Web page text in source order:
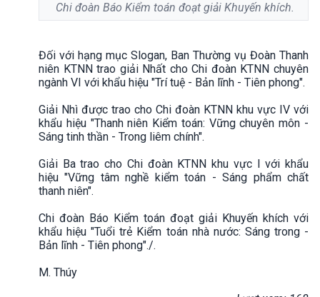
Chi đoàn Báo Kiểm toán đoạt giải Khuyến khích.
Đối với hạng mục Slogan, Ban Thường vụ Đoàn Thanh
niên KTNN trao giải Nhất cho Chi đoàn KTNN chuyên
ngành VI với khẩu hiệu "Trí tuệ - Bản lĩnh - Tiên phong".
Giải Nhì được trao cho Chi đoàn KTNN khu vực IV với
khẩu hiệu "Thanh niên Kiểm toán: Vững chuyên môn -
Sáng tinh thần - Trong liêm chính".
Giải Ba trao cho Chi đoàn KTNN khu vực I với khẩu
hiệu "Vững tâm nghề kiểm toán - Sáng phẩm chất
thanh niên".
Chi đoàn Báo Kiểm toán đoạt giải Khuyến khích với
khẩu hiệu "Tuổi trẻ Kiểm toán nhà nước: Sáng trong -
Bản lĩnh - Tiên phong"./.
M. Thúy